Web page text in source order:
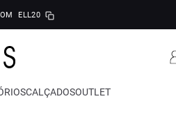
ELL20
CALÇADOSOUTLET